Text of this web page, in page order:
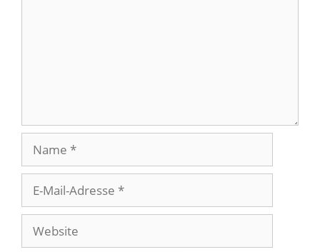
Mail-
Adresse
Website